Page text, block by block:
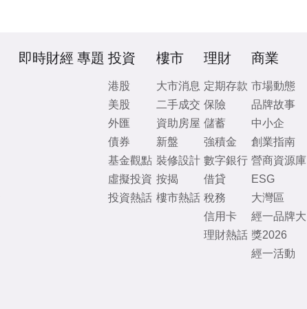
即時財經 專題 投資
港股
美股
外匯
債券
基金觀點
虛擬投資
投資熱話
樓市
大市消息
二手成交
資助房屋
新盤
裝修設計
按揭
樓市熱話
理財
定期存款
保險
儲蓄
強積金
數字銀行
借貸
稅務
信用卡
理財熱話
商業
市場動態
品牌故事
中小企
創業指南
營商資源庫
ESG
大灣區
經一品牌大
獎2026
經一活動